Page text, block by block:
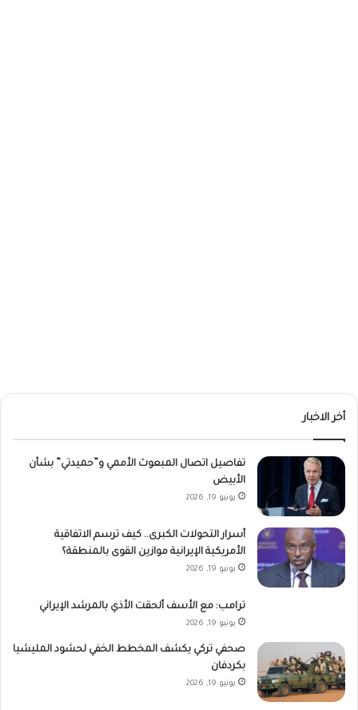
أخر الاخبار
تفاصيل اتصال المبعوث الأممي و”حميدتي” بشأن
الأبيض
يونيو 19, 2026
أسرار التحولات الكبرى.. كيف ترسم الاتفاقية
الأمريكية الإيرانية موازين القوى بالمنطقة؟
يونيو 19, 2026
ترامب: مع الأسف ألحقت الأذي بالمرشد الإيراني
يونيو 19, 2026
صحفي تركي يكشف المخطط الخفي لحشود المليشيا
بكردفان
يونيو 19, 2026